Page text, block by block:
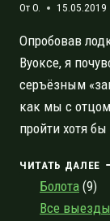
ОтO. 15.05.2019
Опробовав
Вуоксе, я
серъёзным
как мы с
пройти хотя
ЧИТАТЬ ДАЛЕЕ
Болота (9)
Все выезды